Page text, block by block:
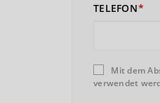
TELEFON
Mit dem
verwendet